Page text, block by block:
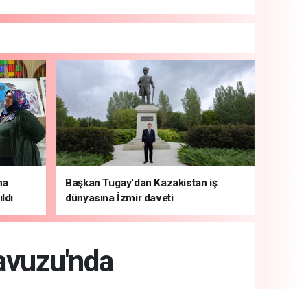
Başkan Tugay'dan Kazakistan iş
dünyasına İzmir daveti